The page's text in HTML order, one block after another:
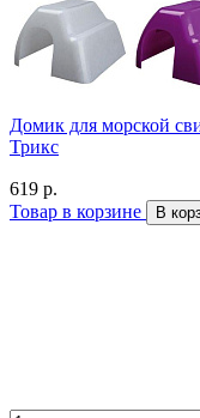
Домик для морской
Трикс
619 р.
Товар в корзине
В